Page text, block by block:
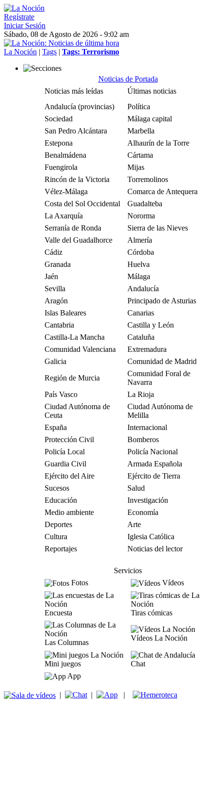
Regístrate
Iniciar Sesión
Sábado, 08 de Agosto de 2026 - 9:02 am
La Noción | Tags | Tags: Terrorismo
Noticias de Portada
Noticias más leídas
Últimas noticias
Andalucía (provincias)
Política
Sociedad
Málaga capital
San Pedro Alcántara
Marbella
Estepona
Alhaurín de la Torre
Benalmádena
Cártama
Fuengirola
Mijas
Rincón de la Victoria
Torremolinos
Vélez-Málaga
Comarca de Antequera
Costa del Sol Occidental
Guadalteba
La Axarquía
Nororma
Serranía de Ronda
Sierra de las Nieves
Valle del Guadalhorce
Almería
Cádiz
Córdoba
Granada
Huelva
Jaén
Málaga
Sevilla
Andalucía
Aragón
Principado de Asturias
Islas Baleares
Canarias
Cantabria
Castilla y León
Castilla-La Mancha
Cataluña
Comunidad Valenciana
Extremadura
Galicia
Comunidad de Madrid
Región de Murcia
Comunidad Foral de
Navarra
País Vasco
La Rioja
Ciudad Autónoma de
Ceuta
Ciudad Autónoma de
Melilla
España
Internacional
Protección Civil
Bomberos
Policía Local
Policía Nacional
Guardia Civil
Armada Española
Ejército del Aire
Ejército de Tierra
Sucesos
Salud
Educación
Investigación
Medio ambiente
Economía
Deportes
Arte
Cultura
Iglesia Católica
Reportajes
Noticias del lector
Servicios
Fotos
Vídeos
Encuesta Tiras cómicas
Las Columnas
Vídeos La Noción
Mini juegos
Chat
App
| | |